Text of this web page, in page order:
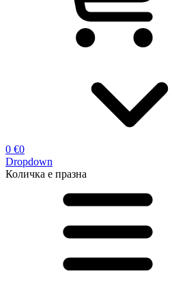
0 €0
Dropdown
Количка е празна